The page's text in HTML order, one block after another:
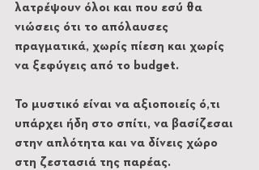
λατρέψουν όλοι και που εσύ θα
νιώσεις ότι το απόλαυσες
πραγματικά, χωρίς πίεση και χωρίς
να ξεφύγεις από το budget.
Το μυστικό είναι να αξιοποιείς ό,τι
υπάρχει ήδη στο σπίτι, να βασίζεσαι
στην απλότητα και να δίνεις χώρο
στη ζεστασιά της παρέας.